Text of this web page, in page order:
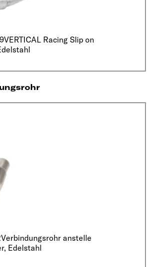
VERTICAL Racing Slip on
Verbindungsrohr anstelle
Edelstahl